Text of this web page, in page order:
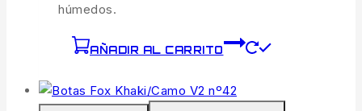
húmedos.
AÑADIR AL CARRITO